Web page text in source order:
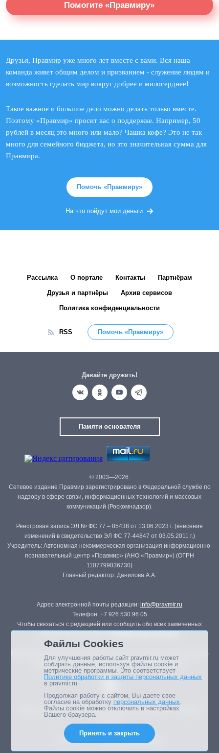
Помогите «Правмиру»
Друзья, Правмир уже много лет вместе с вами. Вся наша
команда живет общим делом и призванием - служение людям и
возможность сделать мир вокруг добрее и милосерднее!
Такое важное и большое дело можно делать только вместе.
Поэтому «Правмир» просит вас о поддержке. Например, 50
рублей в месяц это много или мало? Чашка кофе? Это не так
много для семейного бюджета, но это значительная сумма для
Правмира.
Помочь «Правмиру»
На что пойдут мои деньги
Рассылка О портале Контакты Партнёрам
Друзья и партнёры Архив сервисов
Политика конфиденциальности
RSS Помочь «Правмиру»
Давайте дружить!
Памяти основателя
© 2003—2026.
Сетевое издание Правмир зарегистрировано в Федеральной службе по
надзору в сфере связи, информационных технологий и массовых
коммуникаций (Роскомнадзор).
Реестровая запись ЭЛ № ФС 77 – 85438 от 13.06.2023 г. (внесение
изменений в свидетельство ЭЛ ФС 77-44847 от 03.05.2011 г.)
Учредитель: Автономная некоммерческая организация информационно-
познавательный центр «Правмир» (АНО «Правмир») (ОГРН
1107799036730)
Главный редактор: Данилова А.А.
Адрес электронной почты редакции: info@pravmir.ru
Телефон: +7 926 530 96 05
Чтобы связаться с редакцией или сообщить обо всех замеченных
Републикация материалов сайта в печатных изданиях (книгах, прессе)
возможна только с письменного разрешения редакции.
Мнение авторов статей портала может не совпадать с позицией
Дизайн сайта -
Файлы Cookies
Для улучшения работы сайт pravmir.ru может
собирать данные, используя файлы cookie и
метрические программы. Это соответствует
Политике обработки и защиты персональных данных
в pravmir.ru
Продолжая работу с сайтом, Вы даете свое
согласие на обработку персональных данных.
Файлы cookie можно отключить в настройках
Вашего браузера.
Принять и закрыть